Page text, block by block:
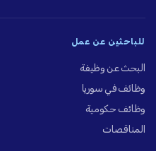
للباحثين عن عمل
البحث عن وظيفة
وظائف في سوريا
وظائف حكومية
المناقصات